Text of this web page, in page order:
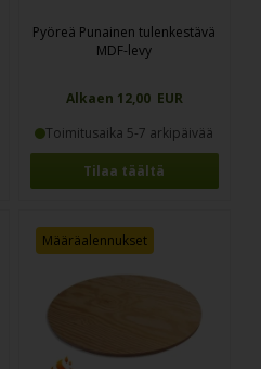
Pyöreä Punainen tulenkestävä
MDF-levy
Alkaen 12,00 EUR
Toimitusaika 5-7 arkipäivää
Tilaa täältä
Määräalennukset